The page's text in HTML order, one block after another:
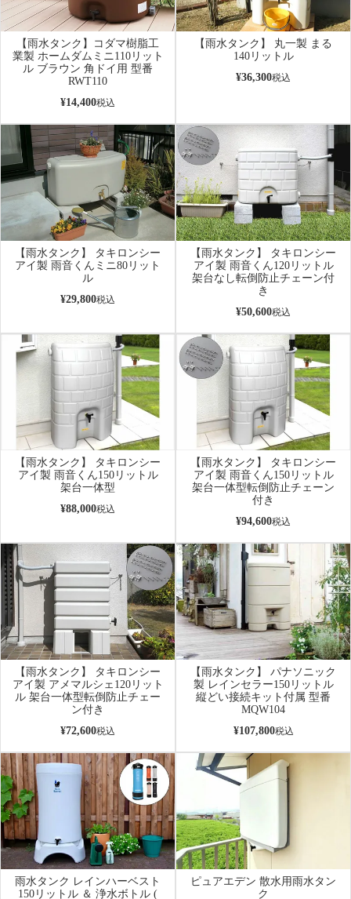
【雨水タンク】コダマ樹脂工
業製 ホームダムミニ110リット
ル ブラウン 角ドイ用 型番
RWT110
¥14,400税込
【雨水タンク】 丸一製 まる
140リットル
¥36,300税込
【雨水タンク】 タキロンシー
アイ製 雨音くんミニ80リット
ル
¥29,800税込
【雨水タンク】 タキロンシー
アイ製 雨音くん120リットル
架台なし転倒防止チェーン付
き
¥50,600税込
【雨水タンク】 タキロンシー
アイ製 雨音くん150リットル
架台一体型
¥88,000税込
【雨水タンク】 タキロンシー
アイ製 雨音くん150リットル
架台一体型転倒防止チェーン
付き
¥94,600税込
【雨水タンク】 タキロンシー
アイ製 アメマルシェ120リット
ル 架台一体型転倒防止チェー
ン付き
¥72,600税込
【雨水タンク】 パナソニック
製 レインセラー150リットル
縦どい接続キット付属 型番
MQW104
¥107,800税込
雨水タンク レインハーベスト
150リットル ＆ 浄水ボトル (
ピュアエデン 散水用雨水タン
ク